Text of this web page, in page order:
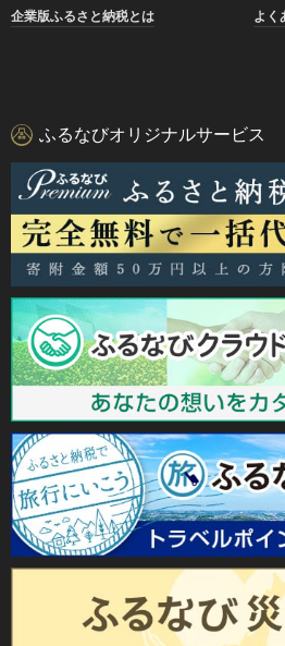
企業版ふるさと納税とは
よく
ふるなびオリジナルサービス